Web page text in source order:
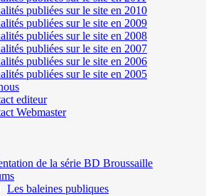
publiées sur le site en 2010
publiées sur le site en 2009
publiées sur le site en 2008
publiées sur le site en 2007
publiées sur le site en 2006
publiées sur le site en 2005
editeur
Webmaster
de la série BD Broussaille
Les baleines publiques